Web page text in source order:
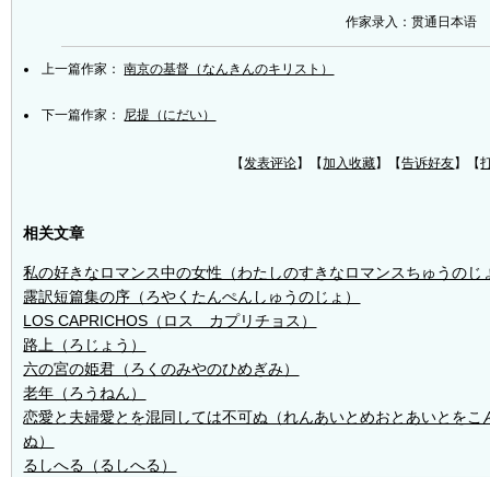
作家录入：贯通日本语
上一篇作家：南京の基督（なんきんのキリスト）
下一篇作家： 尼提（にだい）
【发表评论】【加入收藏】【告诉好友】【
相关文章
私の好きなロマンス中の女性（わたしのすきなロマンスちゅうのじ
露訳短篇集の序（ろやくたんぺんしゅうのじょ）
LOS CAPRICHOS（ロス カプリチョス）
路上（ろじょう）
六の宮の姫君（ろくのみやのひめぎみ）
老年（ろうねん）
恋愛と夫婦愛とを混同しては不可ぬ（れんあいとめおとあいとをこ
ぬ）
るしへる（るしへる）